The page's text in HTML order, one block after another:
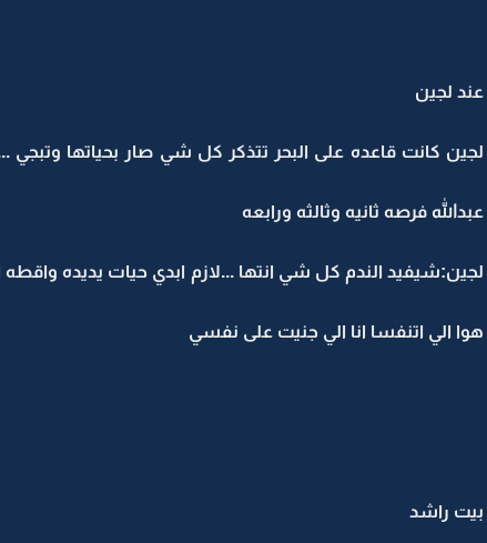
عند لجين
لجين كانت قاعده على البحر تتذكر كل شي صار بحياتها
عبدالله فرصه ثانيه وثالثه ورابعه
لجين:شيفيد الندم كل شي انتها ...لازم ابدي حيات يديده
هوا الي اتنفسا انا الي جنيت على نفسي
بيت راشد